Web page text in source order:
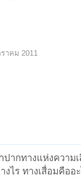
าคม 2011
ากทางแห่งความ
งไร ทางเสื่อมคืออ